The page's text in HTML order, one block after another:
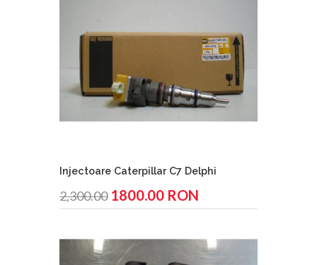
Injectoare Caterpillar C7 Delphi
2,300.00 1800.00 RON